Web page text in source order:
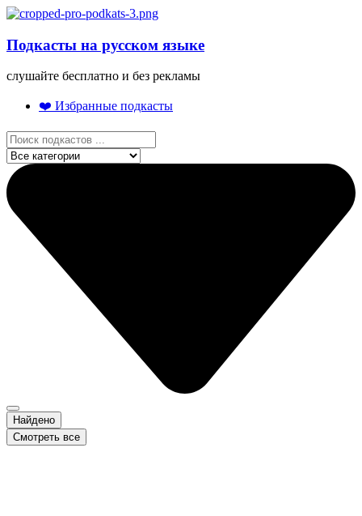
Подкасты на русском языке
слушайте бесплатно и без рекламы
❤️ Избранные подкасты
Найдено
Смотреть все